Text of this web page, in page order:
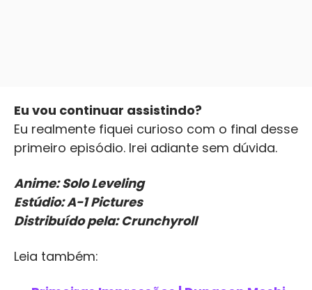
Eu vou continuar assistindo?
Eu realmente fiquei curioso com o final desse
primeiro episódio. Irei adiante sem dúvida.
Anime: Solo Leveling
Estúdio: A-1 Pictures
Distribuído pela: Crunchyroll
Leia também: